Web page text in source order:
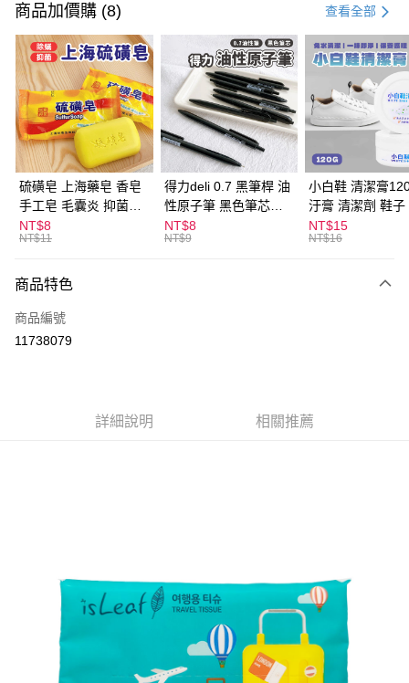
信用卡一次付款
超商取貨付款
LINE Pay
Apple Pay
街口支付
悠遊付
ATM付款
全家取貨付款
每筆NT$60，滿NT$599(含以上)免運費
付款後全家取貨
每筆NT$60，滿NT$599(含以上)免運費
商品加價購 (8) 查看全部
硫磺皂 上海藥皂 香皂
手工皂 毛囊炎 抑菌除
蟎 清潔護膚 去油去痘
寵物皮膚病 狗狗貓咪
NT$8
NT$11
得力deli 0.7 黑筆桿 油
性原子筆 黑色筆芯
S304
NT$8
NT$9
小白鞋 清潔膏
汙膏 清潔劑 鞋子
漬 白皮鞋 鞋油
NT$15
NT$16
商品特色
商品編號
11738079
詳細說明 相關推薦